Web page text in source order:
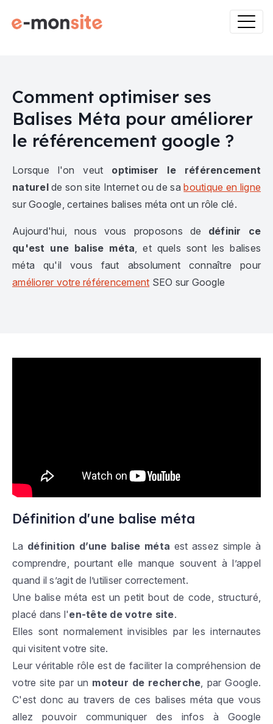
Comment optimiser ses
Balises Méta pour améliorer
le référencement google ?
Lorsque l'on veut optimiser le référencement
naturelde son site Internet ou de saboutique en ligne
sur Google, certaines balises méta ont un rôle clé.
Aujourd'hui, nous vous proposons de définir ce
qu'est une balise méta , et quels sont les balises
méta qu'il vous faut absolument connaître pour
améliorer votre référencement SEO sur Google
Définition d'une balise méta
La définition d’une balise méta est assez simple à
comprendre, pourtant elle manque souvent à l’appel
quand il s’agit de l’utiliser correctement.
Une balise méta est un petit bout de code, structuré,
placé dans l'en-tête de votre site.
Elles sont normalement invisibles par les internautes
qui visitent votre site.
Leur véritable rôle est de faciliter la compréhension de
votre site par un moteur de recherche, par Google.
C'est donc au travers de ces balises méta que vous
allez pouvoir communiquer des infos à Google